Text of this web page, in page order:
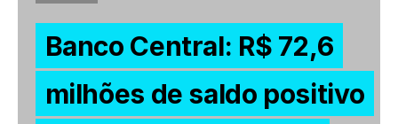
Banco Central: R$ 72,6
milhões de saldo positivo